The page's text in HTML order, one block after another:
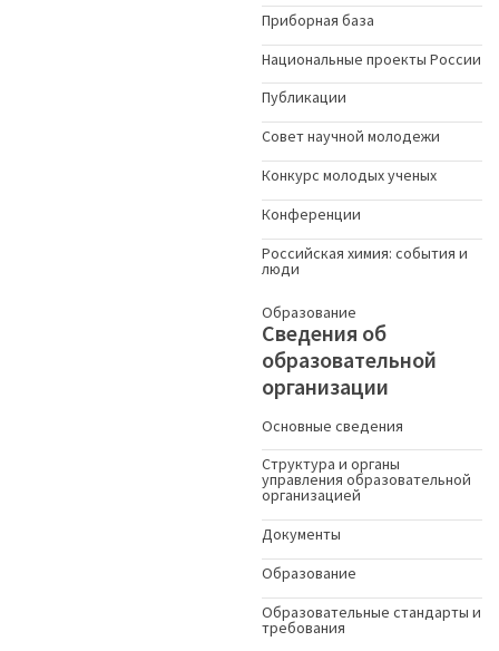
Приборная база
Национальные проекты России
Публикации
Совет научной молодежи
Конкурс молодых ученыx
Конференции
Российская химия: события и
люди
Образование
Сведения об
образовательной
организации
Основные сведения
Структура и органы
управления образовательной
организацией
Документы
Образование
Образовательные стандарты и
требования